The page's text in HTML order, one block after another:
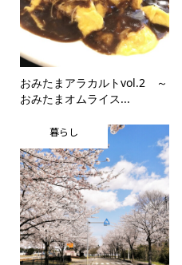
おみたまアラカルトvol.2 ～
おみたまオムライス...
暮らし